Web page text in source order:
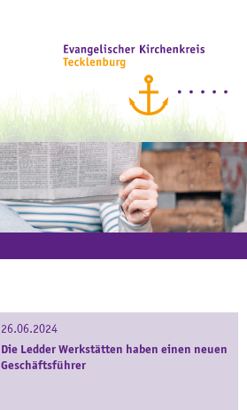
26.06.2024
Die Ledder Werkstätten haben einen neuen
Geschäftsführer